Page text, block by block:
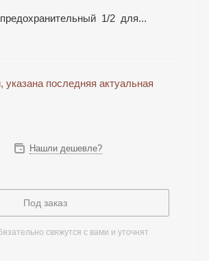
1/2 для...
указана последняя актуальная
Нашли дешевле?
Под заказ
свяжутся с вами и уточнят